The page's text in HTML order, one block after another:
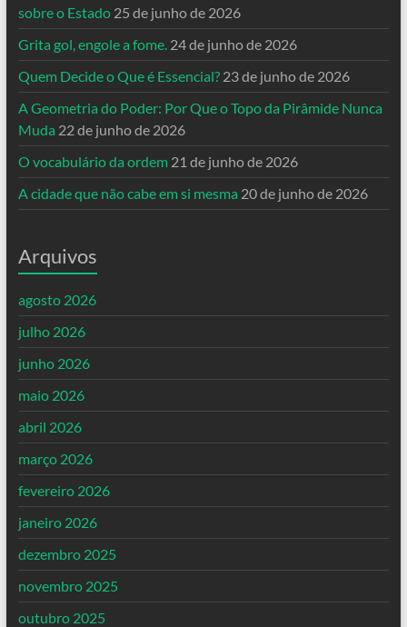
sobre o Estado 25 de junho de 2026
Grita gol, engole a fome. 24 de junho de 2026
Quem Decide o Que é Essencial? 23 de junho de 2026
A Geometria do Poder: Por Que o Topo da Pirâmide Nunca
Muda 22 de junho de 2026
O vocabulário da ordem 21 de junho de 2026
A cidade que não cabe em si mesma 20 de junho de 2026
Arquivos
agosto 2026
julho 2026
junho 2026
maio 2026
abril 2026
março 2026
fevereiro 2026
janeiro 2026
dezembro 2025
novembro 2025
outubro 2025